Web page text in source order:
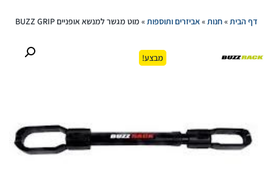
דף הבית»חנות»אביזרים ותוספות» מוט מגשר למנשא אופניים BUZZ GRIP
מבצע!